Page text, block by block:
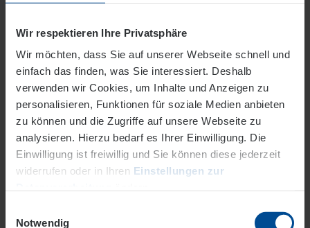
Wir respektieren Ihre Privatsphäre
Wir möchten, dass Sie auf unserer Webseite schnell und
einfach das finden, was Sie interessiert. Deshalb
verwenden wir Cookies, um Inhalte und Anzeigen zu
personalisieren, Funktionen für soziale Medien anbieten
zu können und die Zugriffe auf unsere Webseite zu
analysieren. Hierzu bedarf es Ihrer Einwilligung. Die
Einwilligung ist freiwillig und Sie können diese jederzeit
widerrufen oder in Ihren Einstellungen zur
Datenschutz
Notwendig
jederzeit alle relevanten Daten Ihres Energiesystems
Stromerzeugung der Photovoltaikanlage
Eigenverbrauch im Haus
Ladestatus des Batteriespeichers und des
Eigenverbrauchsanteil/Autarkiegrad
72 h Wetter- und Ertragsprognose